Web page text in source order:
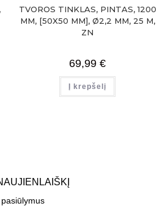
TVOROS TINKLAS, PINTAS, 1200
MM, [50X50 MM], Ø2,2 MM, 25 M,
ZN
69,99 €
Į krepšelį